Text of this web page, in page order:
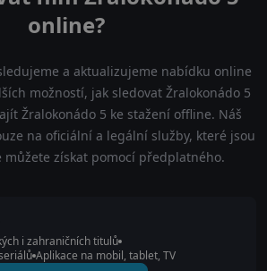
online?
a aktualizujeme nabídku online
možností, jak sledovat Žralokonádo 5
Žralokonádo 5 ke stažení offline. Náš
na oficiální a legální služby, které jsou
můžete získat pomocí předplatného.
i zahraničních titulů
Aplikace na mobil, tablet, TV